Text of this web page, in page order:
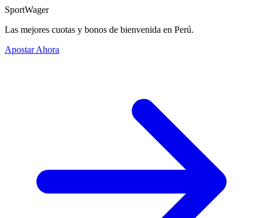
SportWager
Las mejores cuotas y bonos de bienvenida en Perú.
Apostar Ahora